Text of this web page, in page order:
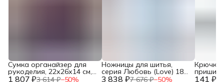
1 807 ₽3 614 ₽−50%
Сумка органайзер для
рукоделия, 22х26х14 см,
Hobby&Pro 3 838 ₽7 676 ₽−50%
Ножницы для шитья,
серия Любовь (Love) 18
см, Prym, 610540 141 ₽
Крючки
Айрис